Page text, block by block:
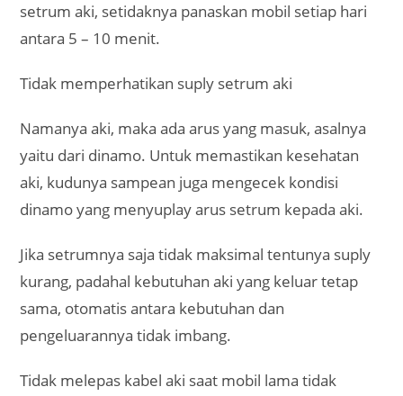
setrum aki, setidaknya panaskan mobil setiap hari
antara 5 – 10 menit.
Tidak memperhatikan suply setrum aki
Namanya aki, maka ada arus yang masuk, asalnya
yaitu dari dinamo. Untuk memastikan kesehatan
aki, kudunya sampean juga mengecek kondisi
dinamo yang menyuplay arus setrum kepada aki.
Jika setrumnya saja tidak maksimal tentunya suply
kurang, padahal kebutuhan aki yang keluar tetap
sama, otomatis antara kebutuhan dan
pengeluarannya tidak imbang.
Tidak melepas kabel aki saat mobil lama tidak